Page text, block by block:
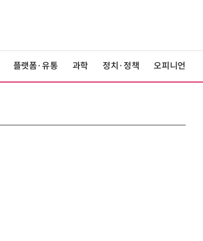
플랫폼·유통 과학 정치·정책 오피니언